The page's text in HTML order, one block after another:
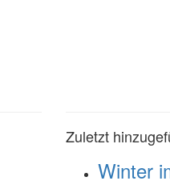
Zuletzt
Winter